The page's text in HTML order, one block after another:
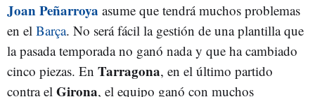
Joan Peñarroya asume que tendrá muchos problemas
en el Barça. No será fácil la gestión de una plantilla que
la pasada temporada no ganó nada y que ha cambiado
cinco piezas. En Tarragona, en el último partido
contra el Girona, el equipo ganó con muchos